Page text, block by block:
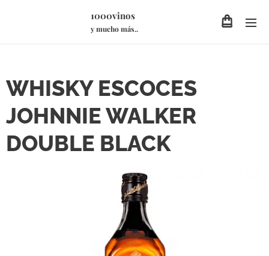
1000vinos
y mucho más..
WHISKY ESCOCES
JOHNNIE WALKER
DOUBLE BLACK